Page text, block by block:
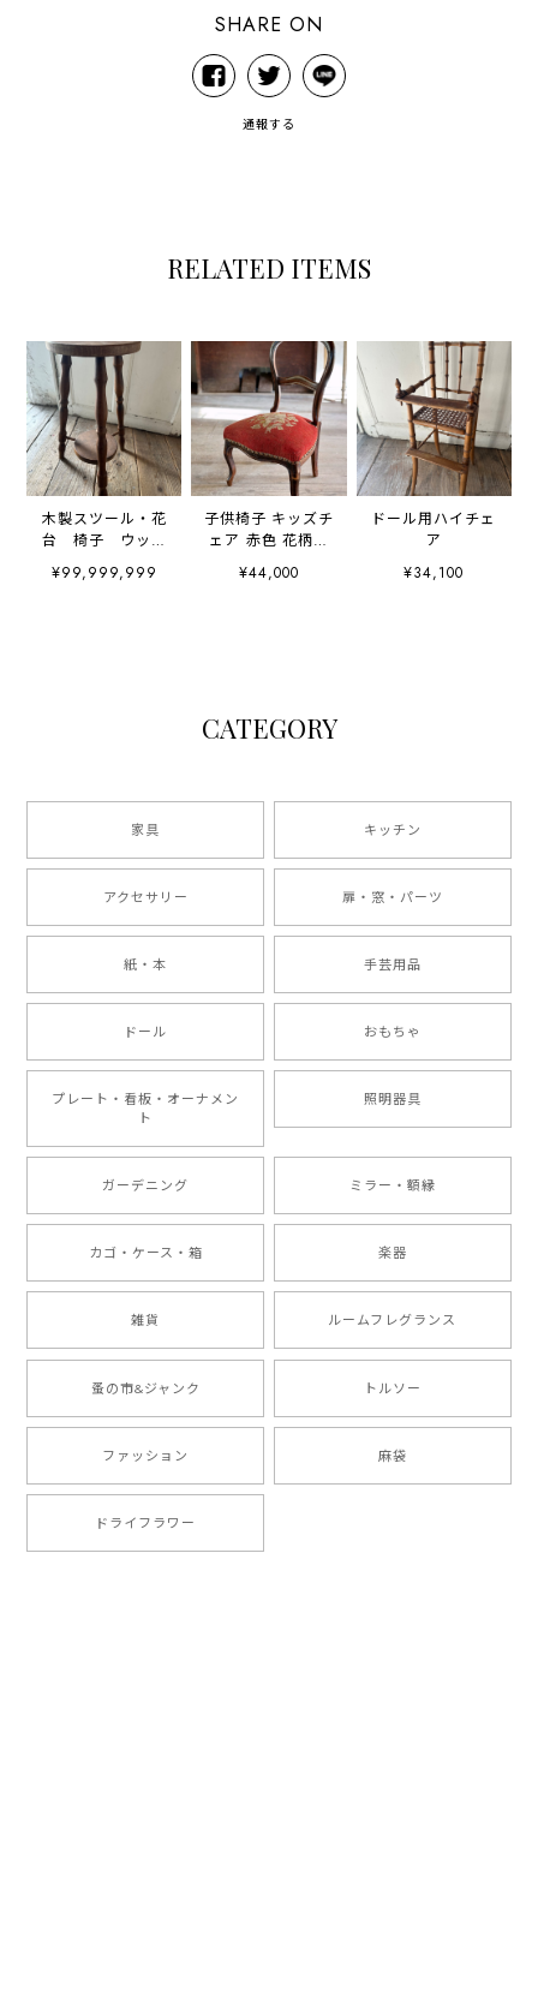
SHARE ON
通報する
RELATED ITEMS
木製スツール・花
台 椅子 ウッド
スツール
¥99,999,999
子供椅子 キッズチ
ェア 赤色 花柄刺
繍
¥44,000
ドール用ハイチェ
ア
¥34,100
CATEGORY
家具 キッチン
アクセサリー 扉・窓・パーツ
紙・本 手芸用品
ドール おもちゃ
プレート・看板・オーナメン
ト
照明器具
ガーデニング ミラー・額縁
カゴ・ケース・箱 楽器
雑貨 ルームフレグランス
蚤の市&ジャンク トルソー
ファッション 麻袋
ドライフラワー